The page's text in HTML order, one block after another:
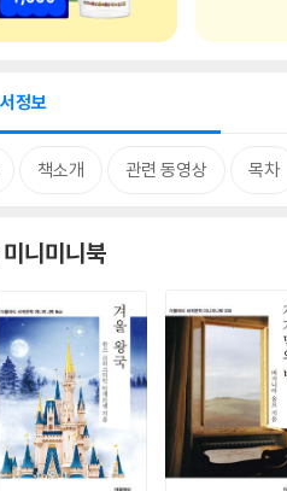
정보
책소개 관련 동영상 목차
니미니북